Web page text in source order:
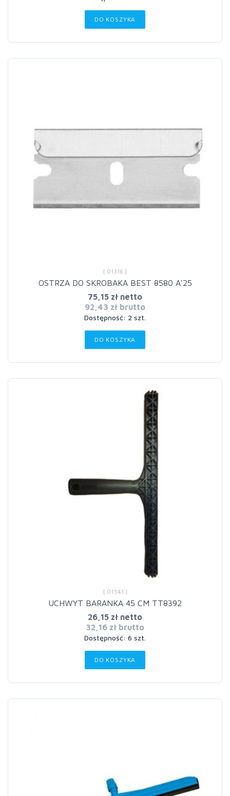
DO KOSZYKA
[ 01316 ]
OSTRZA DO SKROBAKA BEST 8580 A'25
75,15 zł netto
92,43 zł brutto
Dostępność: 2 szt.
DO KOSZYKA
[ 01341 ]
UCHWYT BARANKA 45 CM TT8392
26,15 zł netto
32,16 zł brutto
Dostępność: 6 szt.
DO KOSZYKA